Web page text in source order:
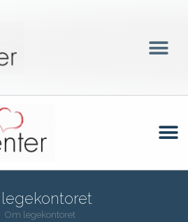
Om legekontoret